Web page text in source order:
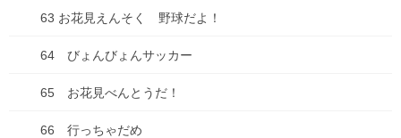
63 お花見えんそく 野球だよ！
64 びょんびょんサッカー
65 お花見べんとうだ！
66 行っちゃだめ